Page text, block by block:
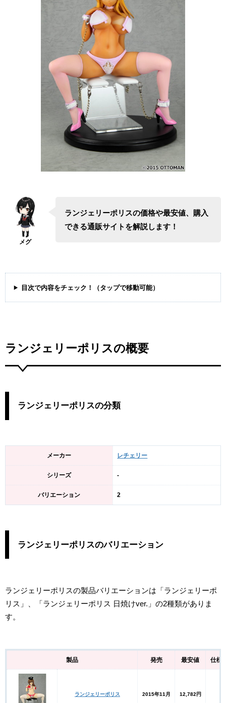
ランジェリーポリスの価格や最安値、購入
できる通販サイトを解説します！
目次で内容をチェック！（タップで移動可能）
ランジェリーポリスの概要
ランジェリーポリスの分類
メーカー レチェリー
シリーズ -
バリエーション 2
ランジェリーポリスのバリエーション
ランジェリーポリスの製品バリエーションは「ランジェリーポ
リス」、「ランジェリーポリス 日焼けver.」の2種類がありま
す。
製品 発売 最安値 仕様
ランジェリーポリス 2015年11月 12,782円